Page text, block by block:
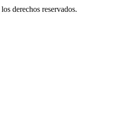
derechos reservados.